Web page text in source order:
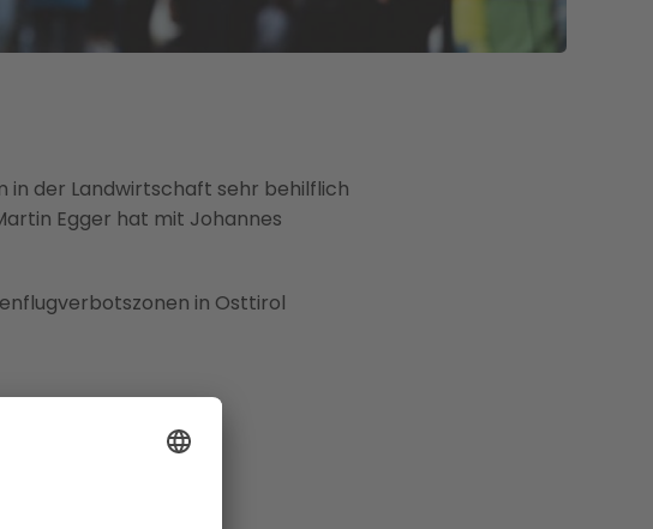
in der Landwirtschaft sehr behilflich
Egger hat mit Johannes
in Osttirol